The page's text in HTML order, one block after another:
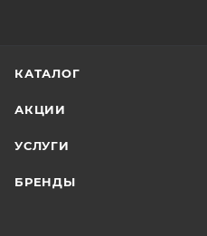
КАТАЛОГ
АКЦИИ
УСЛУГИ
БРЕНДЫ